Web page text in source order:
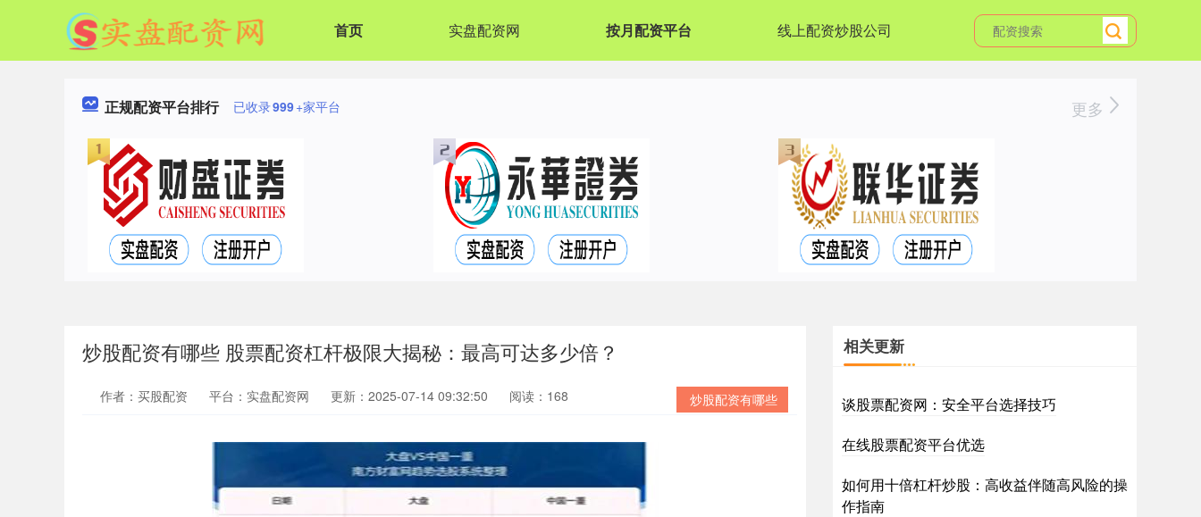
首页 实盘配资网 按月配资平台 线上配资炒股公司
正规配资平台排行 已收录999+家平台 更多
炒股配资有哪些 股票配资杠杆极限大揭秘：最高可达多少倍？
炒股配资有哪些
作者：买股配资 平台：实盘配资网 更新：2025-07-14 09:32:50 阅读：168
相关更新
谈股票配资网：安全平台选择技巧
在线股票配资平台优选
如何用十倍杠杆炒股：高收益伴随高风险的操
作指南